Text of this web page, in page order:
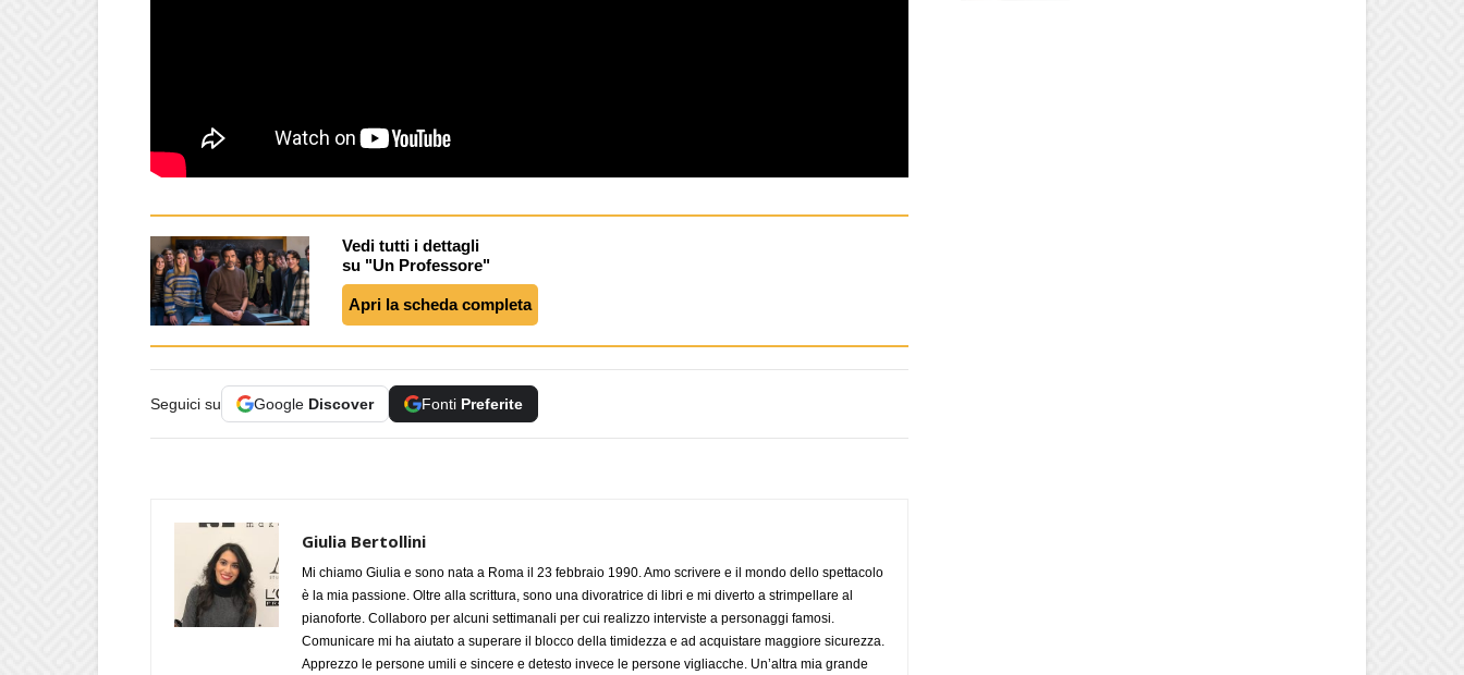
Vedi tutti i dettagli
su "Un Professore"
Apri la scheda completa
Seguici su Google Discover Fonti Preferite
Giulia Bertollini
Mi chiamo Giulia e sono nata a Roma il 23 febbraio 1990. Amo scrivere e il mondo dello spettacolo
è la mia passione. Oltre alla scrittura, sono una divoratrice di libri e mi diverto a strimpellare al
pianoforte. Collaboro per alcuni settimanali per cui realizzo interviste a personaggi famosi.
Comunicare mi ha aiutato a superare il blocco della timidezza e ad acquistare maggiore sicurezza.
Apprezzo le persone umili e sincere e detesto invece le persone vigliacche. Un’altra mia grande